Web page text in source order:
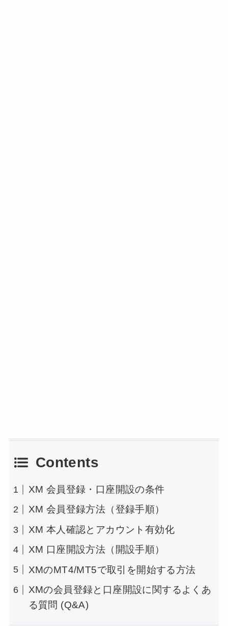
Contents
XM 会員登録・口座開設の条件
XM 会員登録方法（登録手順）
XM 本人確認とアカウント有効化
XM 口座開設方法（開設手順）
XMのMT4/MT5で取引を開始する方法
XMの会員登録と口座開設に関するよくあ
る質問 (Q&A)